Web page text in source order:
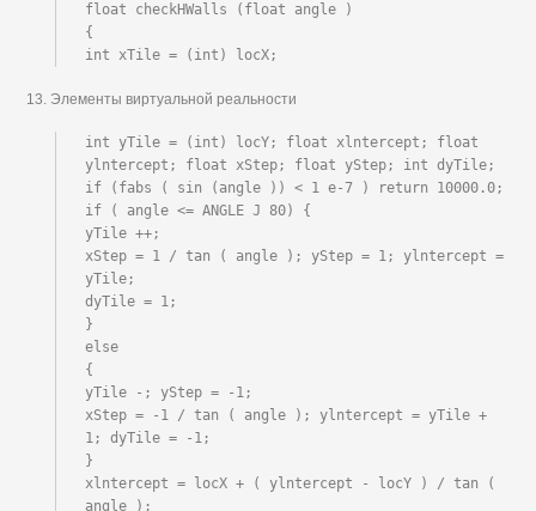
float checkHWalls (float angle )
{
int xTile = (int) locX;
13. Элементы виртуальной реальности
int yTile = (int) locY; float xlntercept; float
ylntercept; float xStep; float yStep; int dyTile;
if (fabs ( sin (angle )) < 1 e-7 ) return 10000.0;
if ( angle <= ANGLE J 80) {
yTile ++;
xStep = 1 / tan ( angle ); yStep = 1; ylntercept =
yTile;
dyTile = 1;
}
else
{
yTile -; yStep = -1;
xStep = -1 / tan ( angle ); ylntercept = yTile +
1; dyTile = -1;
}
xlntercept = locX + ( ylntercept - locY ) / tan (
angle );